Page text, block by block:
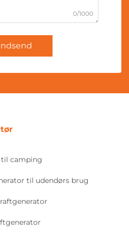
0/1000
camping
til udendørs brug